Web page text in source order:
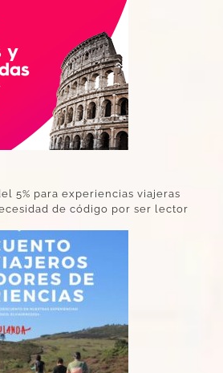
5% para experiencias viajeras
de código por ser lector